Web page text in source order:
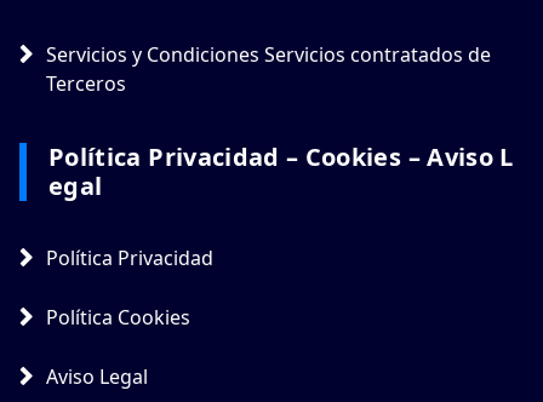
Servicios y Condiciones Servicios contratados de
Terceros
Política Privacidad – Cookies – Aviso L
Egal
Política Privacidad
Política Cookies
Aviso Legal